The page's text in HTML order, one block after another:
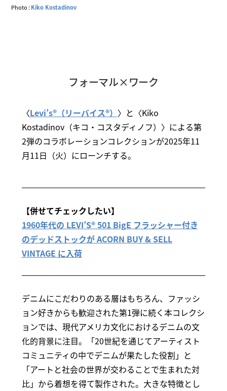
Photo :Kiko Kostadinov
フォーマル×ワーク
〈Levi’s®（リーバイス®） 〉と〈Kiko
Kostadinov（キコ・コスタディノフ）〉による第
2弾のコラボレーションコレクションが2025年11
月11日（火）にローンチする。
【併せてチェックしたい】
1960年代の LEVI’S® 501 BigE フラッシャー付き
のデッドストックが ACORN BUY & SELL
VINTAGE に入荷
デニムにこだわりのある層はもちろん、ファッシ
ョン好きからも歓迎された第1弾に続く本コレクシ
ョンでは、現代アメリカ文化におけるデニムの文
化的背景に注目。「20世紀を通じてアーティスト
コミュニティの中でデニムが果たした役割」と
「アートと社会の世界が交わることで生まれた対
比」から着想を得て製作された。大きな特徴とし